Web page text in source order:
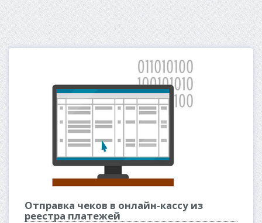
Отправка чеков в онлайн-кассу из
реестра платежей